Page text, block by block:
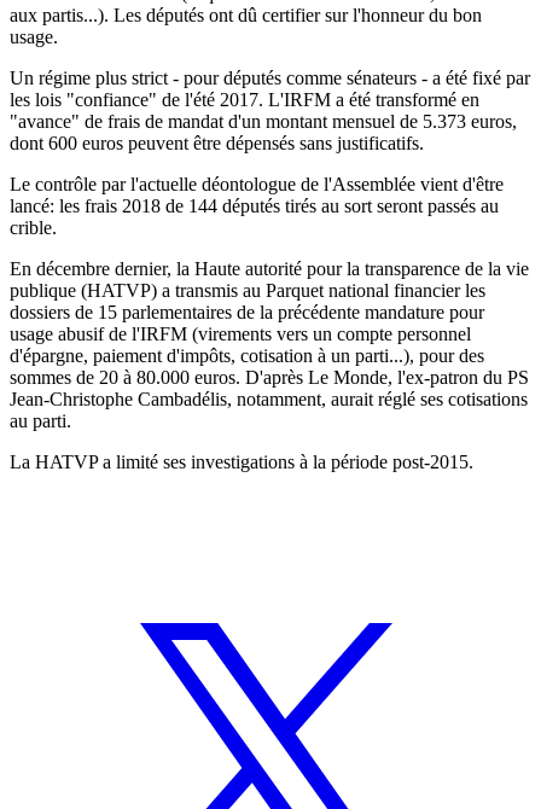
aux partis...). Les députés ont dû certifier sur l'honneur du bon
usage.
Un régime plus strict - pour députés comme sénateurs - a été fixé par
les lois "confiance" de l'été 2017. L'IRFM a été transformé en
"avance" de frais de mandat d'un montant mensuel de 5.373 euros,
dont 600 euros peuvent être dépensés sans justificatifs.
Le contrôle par l'actuelle déontologue de l'Assemblée vient d'être
lancé: les frais 2018 de 144 députés tirés au sort seront passés au
crible.
En décembre dernier, la Haute autorité pour la transparence de la vie
publique (HATVP) a transmis au Parquet national financier les
dossiers de 15 parlementaires de la précédente mandature pour
usage abusif de l'IRFM (virements vers un compte personnel
d'épargne, paiement d'impôts, cotisation à un parti...), pour des
sommes de 20 à 80.000 euros. D'après Le Monde, l'ex-patron du PS
Jean-Christophe Cambadélis, notamment, aurait réglé ses cotisations
au parti.
La HATVP a limité ses investigations à la période post-2015.